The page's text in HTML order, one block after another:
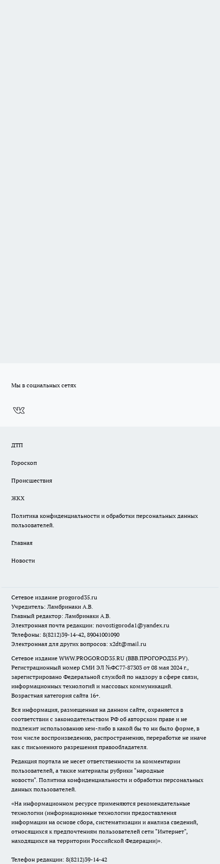
Мы в социальных сетях
ДТП
Гороскоп
Происшествия
ЖКХ
Политика конфиденциальности и обработки персональных данных
пользователей.
Главная
Новости
Сетевое издание progorod35.ru
Учредитель: Ламбринаки А.В.
Главный редактор: Ламбринаки А.В.
Электронная почта редакции: novostigoroda1@yandex.ru
Телефоны: 8(8212)39-14-42, 89041001090
Электронная для других вопросов: x2dt@mail.ru
Сетевое издание WWW.PROGOROD35.RU (ВВВ.ПРОГОРОД35.РУ).
Регистрационный номер СМИ ЭЛ №ФС77-87303 от 08 мая 2024 г.,
зарегистрировано Федеральной службой по надзору в сфере связи,
информационных технологий и массовых коммуникаций.
Возрастная категория сайта 16+.
Вся информация, размещенная на данном сайте, охраняется в
соответствии с законодательством РФ об авторском праве и не
подлежит использованию кем-либо в какой бы то ни было форме, в
том числе воспроизведению, распространению, переработке не иначе
как с письменного разрешения правообладателя.
Редакция портала не несет ответственности за комментарии
пользователей, а также материалы рубрики "народные
новости". Политика конфиденциальности и обработки персональных
данных пользователей.
«На информационном ресурсе применяются рекомендательные
технологии (информационные технологии предоставления
информации на основе сбора, систематизации и анализа сведений,
относящихся к предпочтениям пользователей сети "Интернет",
находящихся на территории Российской Федерации)».
Телефон редакции: 8(8212)39-14-42